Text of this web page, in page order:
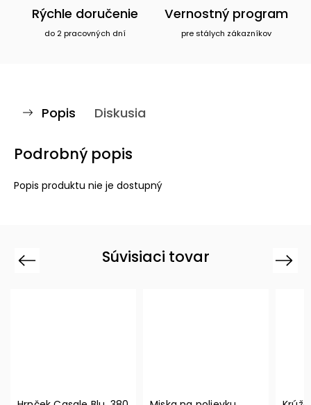
Rýchle doručenie
do 2 pracovných dní
Vernostný program
pre stálych zákazníkov
Popis Diskusia
Podrobný popis
Popis produktu nie je dostupný
Súvisiaci tovar
Previous Next